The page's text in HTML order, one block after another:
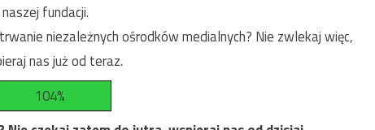
fundacji.
niezależnych ośrodków medialnych? Nie zwlekaj więc,
nas już od teraz.
104%